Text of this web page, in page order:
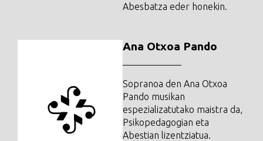
Abesbatza eder honekin.
Ana Otxoa Pando
Sopranoa den Ana Otxoa
Pando musikan
espezializatutako maistra da,
Psikopedagogian eta
Abestian lizentziatua.